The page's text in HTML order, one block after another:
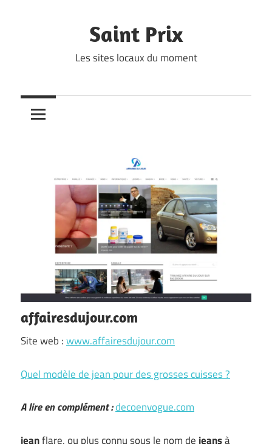
Saint Prix
Les sites locaux du moment
affairesdujour.com
Site web :www.affairesdujour.com
Quel modèle de jean pour des grosses cuisses ?
A lire en complément :decoenvogue.com
jeanflare, ou plus connu sous le nom de jeansà